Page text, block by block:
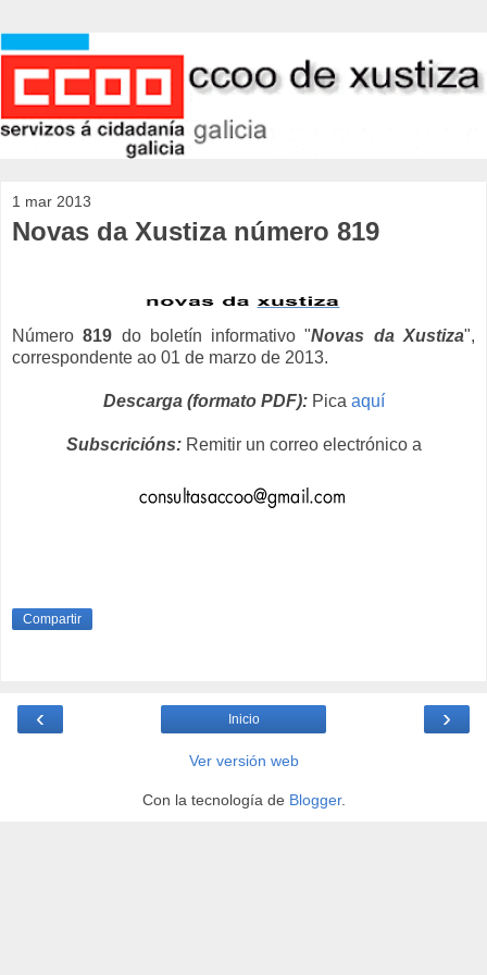
1 mar 2013
Novas da Xustiza número 819
Número819 do boletín informativo "Novas da Xustiza",
correspondente ao 01 de marzo de 2013.
Descarga (formato PDF): Pica aquí
Subscricións: Remitir un correo electrónico a
Compartir
‹ ›
Inicio
Ver versión web
Con la tecnología de Blogger.